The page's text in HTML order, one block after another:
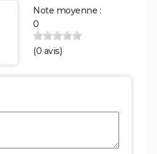
Note moyenne :
0
(0 avis)